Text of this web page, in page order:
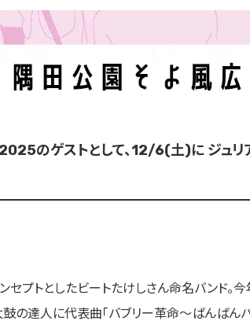
のゲストとして、12/6(土)に ジュリ
セプトとしたビートたけしさん命名バンド。
の達人に代表曲「バブリー革命〜ばんばん